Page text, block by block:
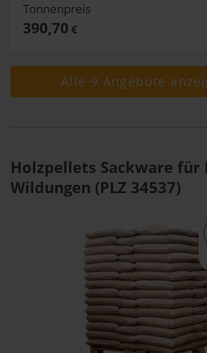
Tonnenpreis
390,70 €
Alle 9 Angebote
Holzpellets Sackware für
Wildungen (PLZ 34537)